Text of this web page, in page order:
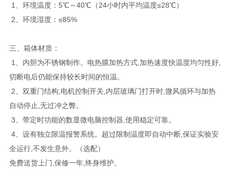
1、环境温度：5℃～40℃（24小时内平均温度≤28℃）
2、环境湿度：≤85%
三、 箱体材质：
1、内胆为不锈钢制作。电热膜加热方式,加热速度快温度均匀性好,
切断电后仍能保持较长时间的恒温。
2、双重门结构,电机控制开关,内层玻璃门打开时,微风循环与加热
自动停止,无过冲之弊。
3、带定时功能的数显微电脑控制器,使用稳定可靠。
4、设有独立限温报警系统。超过限制温度即自动中断,保证实验安
全运行,不发生意外。（选配）
免费送货上门,保修一年,终身维护。